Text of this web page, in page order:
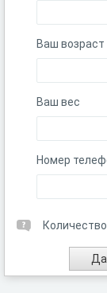
Ваш возраст
Ваш вес
Номер